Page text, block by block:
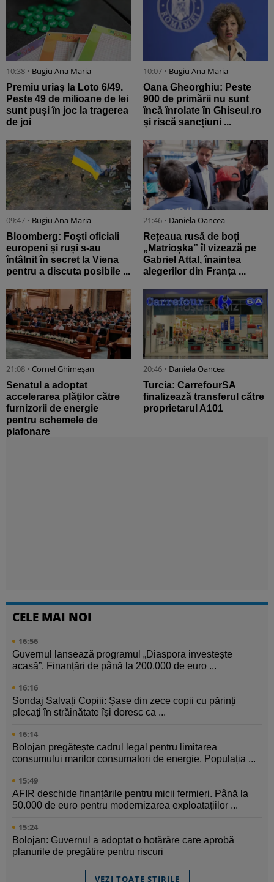
10:38 • Bugiu ⁠Ana Maria
Premiu uriaș la Loto 6/49.
Peste 49 de milioane de lei
sunt puși în joc la tragerea
de joi
10:07 • Bugiu ⁠Ana Maria
Oana Gheorghiu: Peste
900 de primării nu sunt
încă înrolate în Ghiseul.ro
și riscă sancțiuni ...
09:47 • Bugiu ⁠Ana Maria
Bloomberg: Foști oficiali
europeni și ruși s-au
întâlnit în secret la Viena
pentru a discuta posibile ...
21:46 • Daniela Oancea
Rețeaua rusă de boți
„Matrioșka” îl vizează pe
Gabriel Attal, înaintea
alegerilor din Franța ...
21:08 • Cornel Ghimeșan
Senatul a adoptat
accelerarea plăților către
furnizorii de energie
pentru schemele de
plafonare
20:46 • Daniela Oancea
Turcia: CarrefourSA
finalizează transferul către
proprietarul A101
CELE MAI NOI
16:56
Guvernul lansează programul „Diaspora investește
acasă”. Finanțări de până la 200.000 de euro ...
16:16
Sondaj Salvați Copiii: Șase din zece copii cu părinți
plecați în străinătate își doresc ca ...
16:14
Bolojan pregătește cadrul legal pentru limitarea
consumului marilor consumatori de energie. Populația ...
15:49
AFIR deschide finanțările pentru micii fermieri. Până la
50.000 de euro pentru modernizarea exploatațiilor ...
15:24
Bolojan: Guvernul a adoptat o hotărâre care aprobă
planurile de pregătire pentru riscuri
VEZI TOATE ȘTIRILE